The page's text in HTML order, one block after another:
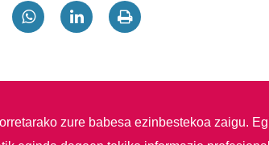
zure babesa ezinbestekoa zaigu.